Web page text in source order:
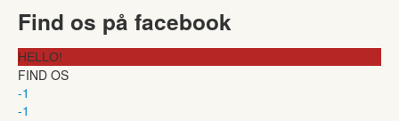
Find os på facebook
HELLO!
FIND OS
-1
-1